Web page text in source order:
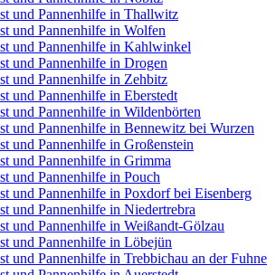
und Pannenhilfe in Thallwitz
und Pannenhilfe in Wolfen
und Pannenhilfe in Kahlwinkel
und Pannenhilfe in Drogen
und Pannenhilfe in Zehbitz
und Pannenhilfe in Eberstedt
und Pannenhilfe in Wildenbörten
und Pannenhilfe in Bennewitz bei Wurzen
und Pannenhilfe in Großenstein
und Pannenhilfe in Grimma
und Pannenhilfe in Pouch
und Pannenhilfe in Poxdorf bei Eisenberg
und Pannenhilfe in Niedertrebra
und Pannenhilfe in Weißandt-Gölzau
und Pannenhilfe in Löbejün
und Pannenhilfe in Trebbichau an der Fuhne